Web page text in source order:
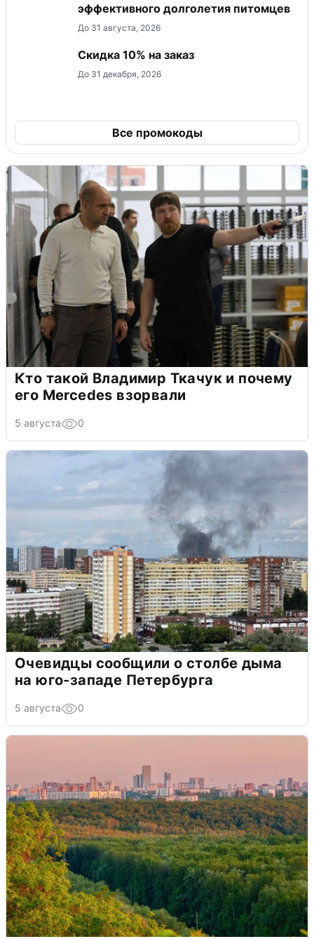
эффективного долголетия питомцев
До 31 августа, 2026
Скидка 10% на заказ
До 31 декабря, 2026
Все промокоды
Кто такой Владимир Ткачук и почему
его Mercedes взорвали
5 августа 0
Очевидцы сообщили о столбе дыма
на юго-западе Петербурга
5 августа 0